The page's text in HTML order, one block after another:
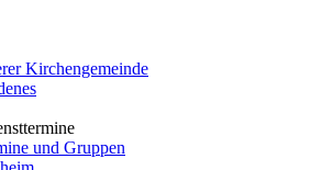
Kirchengemeinde
und Gruppen